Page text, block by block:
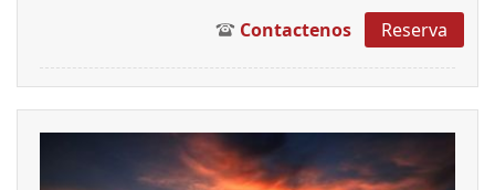
Contactenos Reserva